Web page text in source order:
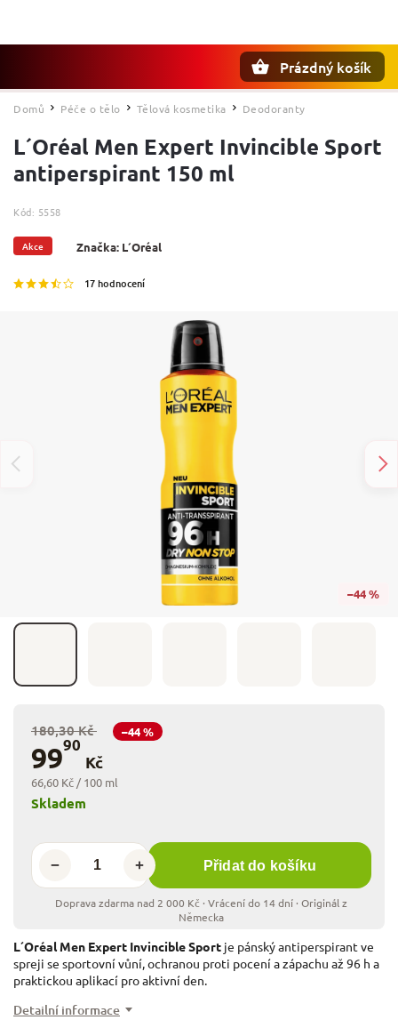
Prázdný košík
Domů / Péče o tělo / Tělová kosmetika / Deodoranty
L´Oréal Men Expert Invincible Sport
antiperspirant 150 ml
Kód: 5558
Akce
17 hodnocení
Značka: L´Oréal
–44 %
180,30 Kč –44 %
9990
Kč
66,60 Kč / 100 ml
+
− Přidat do košíku
Skladem
L´Oréal Men Expert Invincible Sport je pánský antiperspirant ve
spreji se sportovní vůní, ochranou proti pocení a zápachu až 96 h a
praktickou aplikací pro aktivní den.
Detailní informace